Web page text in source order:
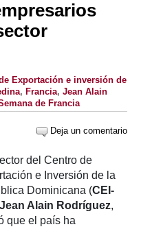
Exportación e inversión de
, Francia, Jean Alain
de Francia
Deja un comentario
del Centro de
e Inversión de la
Dominicana (CEI-
Jean Alain Rodríguez,
que el país ha